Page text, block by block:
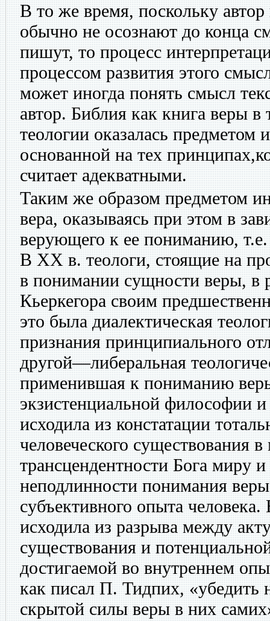
В то же время, поскольку автор
обычно не осознают до конца
пишут, то процесс
процессом развития этого
может иногда понять смысл
автор. Библия как книга веры в
теологии оказалась предметом
основанной на тех
считает адекватными.
Таким же образом предметом
вера, оказываясь при этом в
верующего к ее пониманию,
В XX в. теологи, стоящие на
в понимании сущности веры, в
Кьеркегора своим
это была диалектическая
признания принципиального
другой—либеральная
применившая к пониманию
экзистенциальной философии
исходила из констатации
человеческого существования
трансцендентности Бога миру
неподлинности понимания веры
субъективного опыта человека.
исходила из разрыва между
существования и
достигаемой во внутреннем
как писал П. Тидпих, «убедить
скрытой силы веры в них